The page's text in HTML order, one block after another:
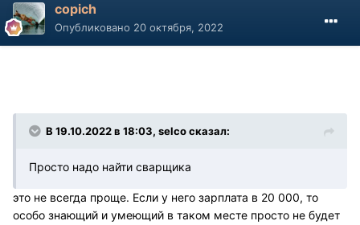
copich
Опубликовано 20 октября, 2022
В 19.10.2022 в 18:03, selco сказал:
Просто надо найти сварщика
это не всегда проще. Если у него зарплата в 20 000, то
особо знающий и умеющий в таком месте просто не будет